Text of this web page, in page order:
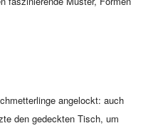
angelockt: auch
den gedeckten Tisch, um